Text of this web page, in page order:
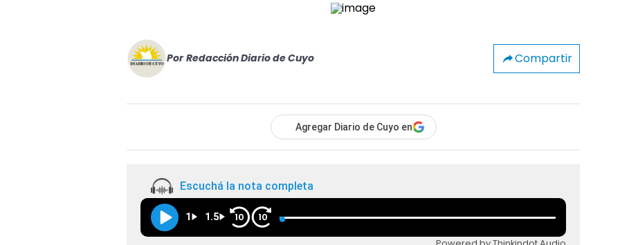
Por Redacción Diario de Cuyo Compartir
Agregar Diario de Cuyo en
Escuchá la nota completa
1 1.5 10 10